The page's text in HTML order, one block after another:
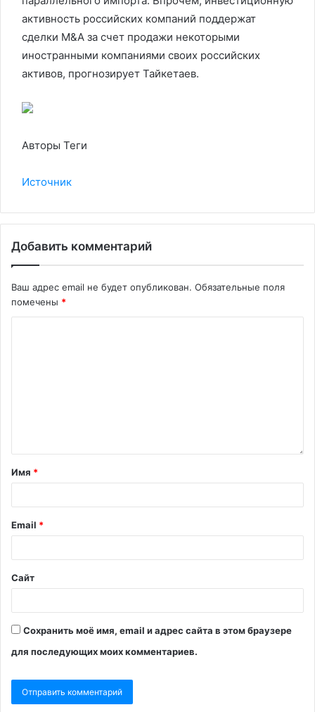
активность российских компаний поддержат
сделки M&A за счет продажи некоторыми
иностранными компаниями своих российских
активов, прогнозирует Тайкетаев.
Авторы Теги
Источник
Добавить комментарий
Ваш адрес email не будет опубликован. Обязательные поля
помечены *
Имя *
Email *
Сайт
Сохранить моё имя, email и адрес сайта в этом браузере
для последующих моих комментариев.